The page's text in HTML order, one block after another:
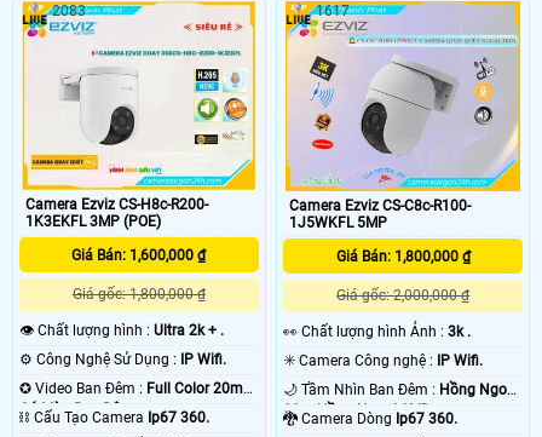
Camera Ezviz CS-H8c-R200-
1K3EKFL 3MP (POE)
Giá Bán: 1,600,000 ₫
Giá gốc: 1,800,000 ₫
👁 Chất lượng hình : Ultra 2k + .
⚙ Công Nghệ Sử Dụng :
IP Wifi.
✪ Video Ban Đêm : Full Color 20m
Có Màu Ban Ðêm.
⛓ Cấu Tạo Camera Ip67 360.
2083
Camera Ezviz CS-C8c-R100-
1J5WKFL 5MP
Giá Bán: 1,800,000 ₫
Giá gốc: 2,000,000 ₫
️👀 Chất lượng hình Ảnh :3k .
✳️ Camera Công nghệ :
IP Wifi.
🌙 Tầm Nhìn Ban Đêm : Hồng Ngoại
30m Hồng Ngoại SMD.
🐉️ Camera Dòng Ip67 360.
1617